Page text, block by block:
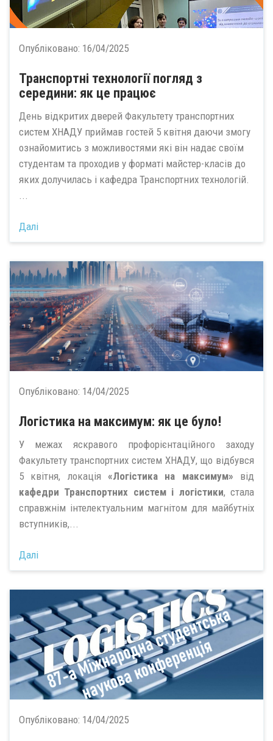
Опубліковано: 16/04/2025
Транспортні технології погляд з
середини: як це працює
День відкритих дверей Факультету транспортних
систем ХНАДУ приймав гостей 5 квітня даючи змогу
ознайомитись з можливостями які він надає своїм
студентам та проходив у форматі майстер-класів до
яких долучилась і кафедра Транспортних технологій.
...
Далі
Опубліковано: 14/04/2025
Логістика на максимум: як це було!
У межах яскравого профорієнтаційного заходу
Факультету транспортних систем ХНАДУ, що відбувся
5 квітня, локація «Логістика на максимум» від
кафедри Транспортних систем і логістики, стала
справжнім інтелектуальним магнітом для майбутніх
вступників,...
Далі
Опубліковано: 14/04/2025